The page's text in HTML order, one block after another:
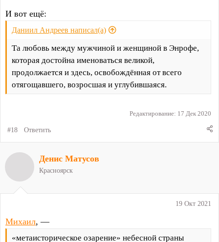
И вот ещё:
Даниил Андреев написал(а)
Та любовь между мужчиной и женщиной в Энрофе,
которая достойна именоваться великой,
продолжается и здесь, освобождённая от всего
отягощавшего, возросшая и углубившаяся.
Редактирование: 17 Дек 2020
#18 Ответить
19 Окт 2021
Михаил, —
«метаисторическое озарение» небесной страны
Денис Матусов
Красноярск